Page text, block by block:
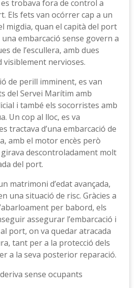
trobava fora de control a
Els fets van ocórrer cap a un
migdia, quan el capità del port
embarcació sense govern a
de l’escullera, amb dues
visiblement nervioses.
de perill imminent, es van
del Servei Marítim amb
i també els socorristes amb
Un cop al lloc, es va
tractava d’una embarcació de
amb el motor encès però
descontroladament molt
del port.
matrimoni d’edat avançada,
una situació de risc. Gràcies a
per babord, els
assegurar l’embarcació i
port, on va quedar atracada
tant per a la protecció dels
a la seva posterior reparació.
sense ocupants